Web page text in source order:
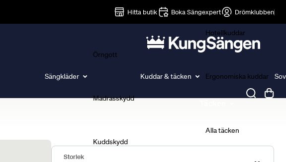
Hitta butik Boka Sängexpert Drömklubben
Sängkläder
Örngott
Madrasskydd
Kuddskydd
Kuddar & täcken
Hotellkuddar
Ergonomiska kuddar
Alla täcken
Storlek